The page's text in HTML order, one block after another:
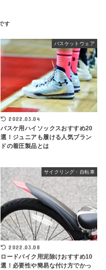
バスケットウェア
2022.03.04
バスケ用ハイソックスおすすめ20
選！ジュニアも履ける人気ブラン
ドの着圧製品とは
サイクリング・自転車
2022.03.08
ロードバイク用泥除けおすすめ10
選！必要性や簡易な付け方でかっ